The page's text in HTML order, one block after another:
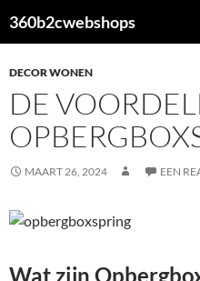
naar
inhoud
360b2cwebshops
DECOR WONEN
DE
MAART 26, 2024 EEN
Wat zijn